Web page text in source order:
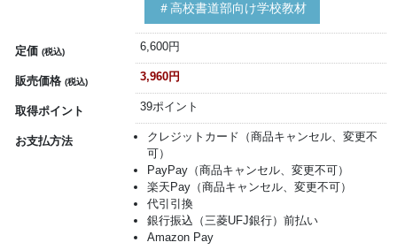
＃高校書道部向け学校教材
定価 (税込) 6,600円
販売価格 (税込) 3,960円
取得ポイント 39ポイント
お支払方法
クレジットカード（商品キャンセル、変更不
可）
PayPay（商品キャンセル、変更不可）
楽天Pay（商品キャンセル、変更不可）
代引引換
銀行振込（三菱UFJ銀行）前払い
Amazon Pay